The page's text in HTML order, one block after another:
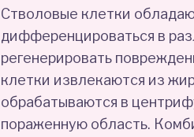
Стволовые клетки
дифференцироваться в
регенерировать
клетки извлекаются из
обрабатываются в
пораженную область.